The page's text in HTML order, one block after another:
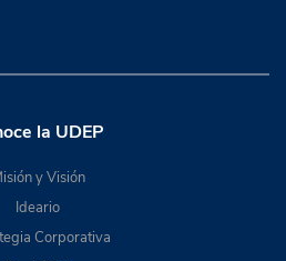
la UDEP
y Visión
Ideario
Corporativa